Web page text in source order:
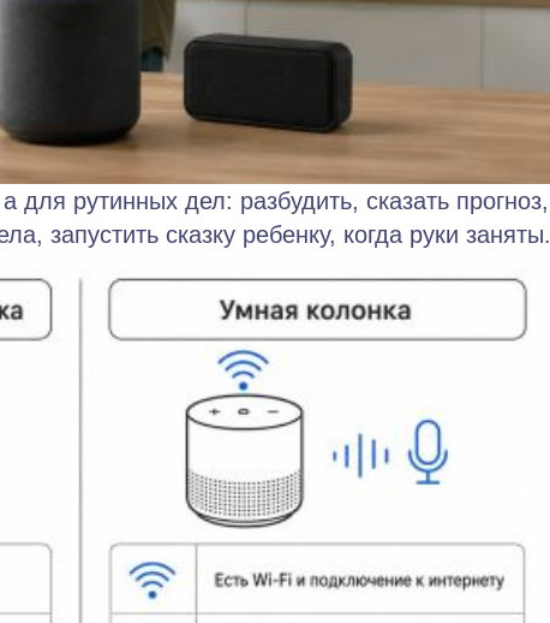
рутинных дел: разбудить, сказать прогноз,
запустить сказку ребенку, когда руки заняты.